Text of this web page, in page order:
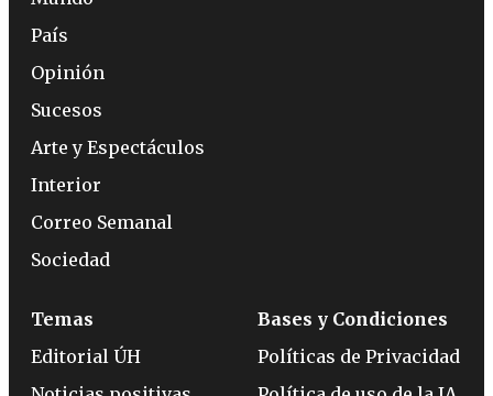
País
Opinión
Sucesos
Arte y Espectáculos
Interior
Correo Semanal
Sociedad
Temas
Editorial ÚH
Bases y Condiciones
Políticas de Privacidad